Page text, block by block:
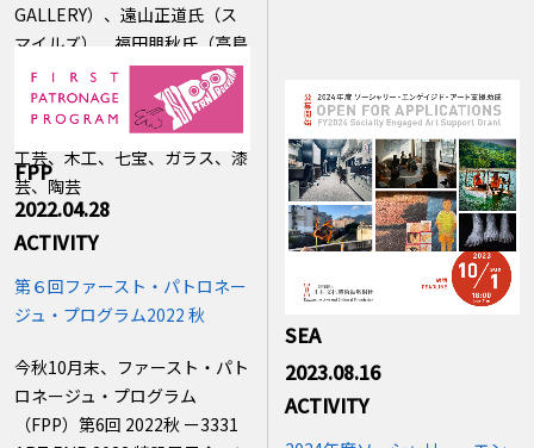
GALLERY）、遠山正道氏（ス
マイルズ）、福田朋秋氏（高島
屋MD本部美術部）
【出品作家数】 16名
【出品作品ジャンル】金工、諸
工芸、木工、七宝、ガラス、漆
芸、陶芸
FPP
2022.04.28
ACTIVITY
第６回ファースト・パトロネー
ジュ・プログラム2022 秋
今秋10月末、ファースト・パト
ロネージュ・プログラム
（FPP）第6回 2022秋 ー3331
SEA
2023.08.16
ACTIVITY